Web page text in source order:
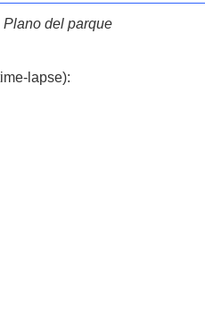
Plano del parque
lapse):